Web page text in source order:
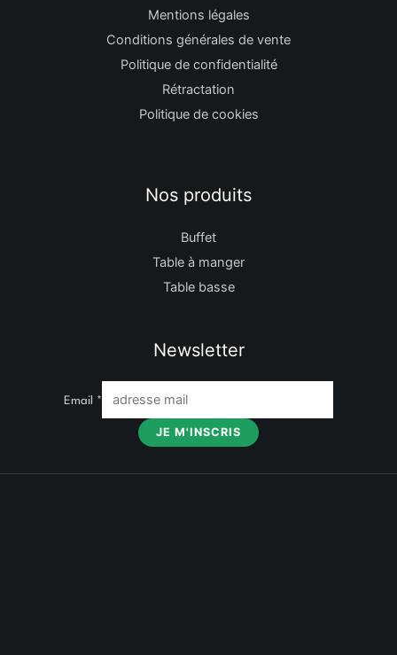
Mentions légales
Conditions générales de vente
Politique de confidentialité
Rétractation
Politique de cookies
Nos produits
Buffet
Table à manger
Table basse
Newsletter
Email *
JE M'INSCRIS